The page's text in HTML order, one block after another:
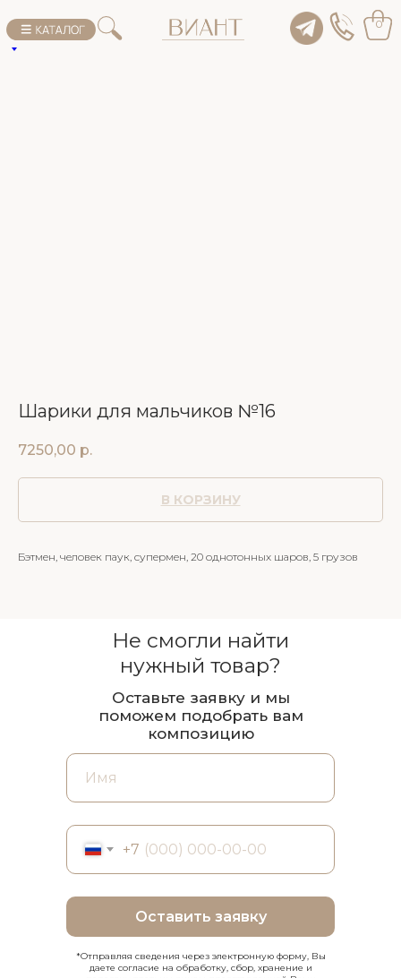
0
Шарики для мальчиков №16
7250,00 р.
В КОРЗИНУ
Бэтмен, человек паук, супермен, 20 однотонных шаров, 5 грузов
+7
Оставить заявку
Не смогли найти
нужный товар?
Оставьте заявку и мы
поможем подобрать вам
композицию
*Отправляя сведения через электронную форму, Вы
даете согласие на обработку, сбор, хранение и